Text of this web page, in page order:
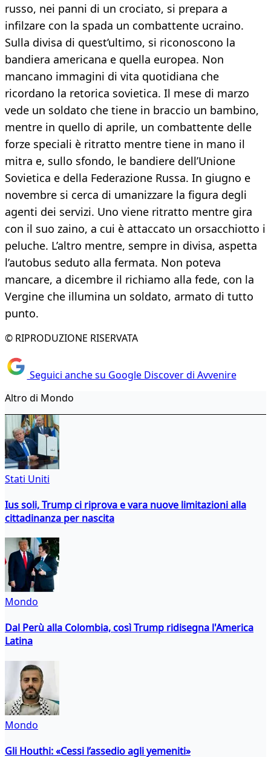
russo, nei panni di un crociato, si prepara a
infilzare con la spada un combattente ucraino.
Sulla divisa di quest’ultimo, si riconoscono la
bandiera americana e quella europea. Non
mancano immagini di vita quotidiana che
ricordano la retorica sovietica. Il mese di marzo
vede un soldato che tiene in braccio un bambino,
mentre in quello di aprile, un combattente delle
forze speciali è ritratto mentre tiene in mano il
mitra e, sullo sfondo, le bandiere dell’Unione
Sovietica e della Federazione Russa. In giugno e
novembre si cerca di umanizzare la figura degli
agenti dei servizi. Uno viene ritratto mentre gira
con il suo zaino, a cui è attaccato un orsacchiotto i
peluche. L’altro mentre, sempre in divisa, aspetta
l’autobus seduto alla fermata. Non poteva
mancare, a dicembre il richiamo alla fede, con la
Vergine che illumina un soldato, armato di tutto
punto.
© RIPRODUZIONE RISERVATA
Seguici anche su Google Discover di Avvenire
Altro di Mondo
Stati Uniti
Ius soli, Trump ci riprova e vara nuove limitazioni alla
cittadinanza per nascita
Mondo
Dal Perù alla Colombia, così Trump ridisegna l'America
Latina
Mondo
Gli Houthi: «Cessi l’assedio agli yemeniti»